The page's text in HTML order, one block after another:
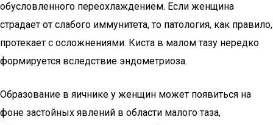
обусловленного переохлаждением. Если женщина
страдает от слабого иммунитета, то патология, как правило,
протекает с осложнениями. Киста в малом тазу нередко
формируется вследствие эндометриоза.
Образование в яичнике у женщин может появиться на
фоне застойных явлений в области малого таза,